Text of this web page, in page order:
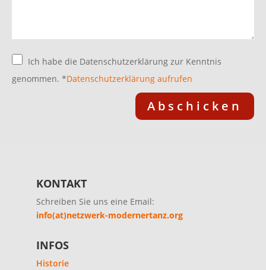
Ich habe die Datenschutzerklärung zur Kenntnis
genommen. *Datenschutzerklärung aufrufen
Abschicken
KONTAKT
Schreiben Sie uns eine Email:
info(at)netzwerk-modernertanz.org
INFOS
Historie